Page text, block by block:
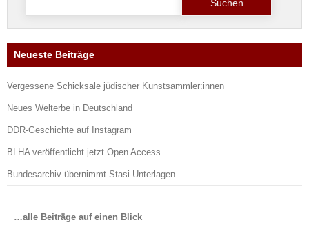
Neueste Beiträge
Vergessene Schicksale jüdischer Kunstsammler:innen
Neues Welterbe in Deutschland
DDR-Geschichte auf Instagram
BLHA veröffentlicht jetzt Open Access
Bundesarchiv übernimmt Stasi-Unterlagen
…alle Beiträge auf einen Blick